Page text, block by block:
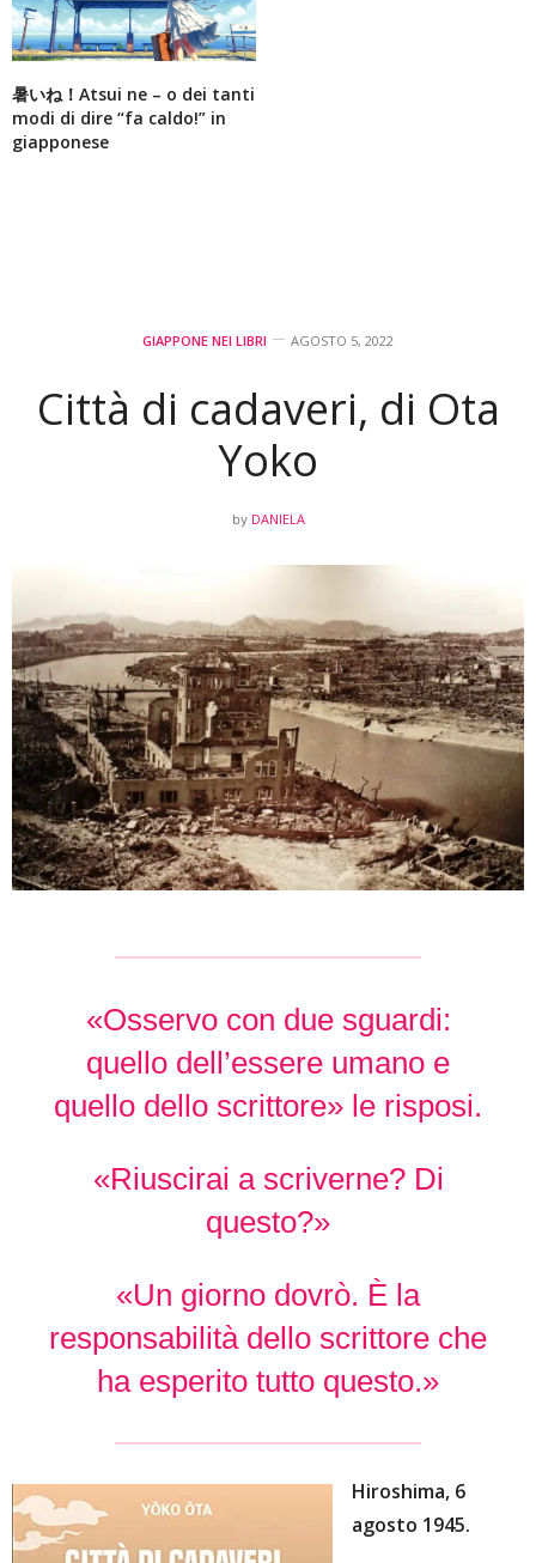
暑いね！Atsui ne – o dei tanti
modi di dire “fa caldo!” in
giapponese
GIAPPONE NEI LIBRI AGOSTO 5, 2022
Città di cadaveri, di Ota
Yoko
by DANIELA
«Osservo con due sguardi:
quello dell’essere umano e
quello dello scrittore» le risposi.
«Riuscirai a scriverne? Di
questo?»
«Un giorno dovrò. È la
responsabilità dello scrittore che
ha esperito tutto questo.»
Hiroshima, 6
agosto 1945.